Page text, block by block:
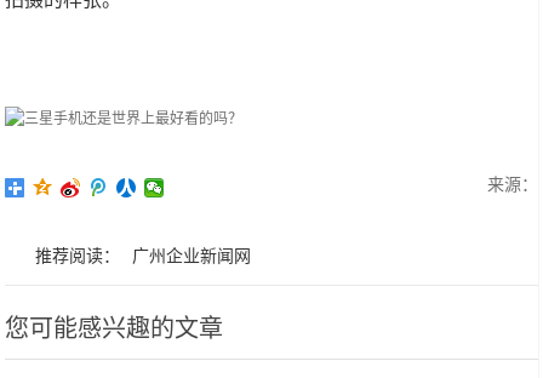
来源：
推荐阅读： 广州企业新闻网
您可能感兴趣的文章